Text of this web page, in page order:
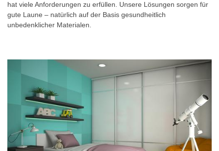
hat viele Anforderungen zu erfüllen. Unsere Lösungen sorgen für
gute Laune – natürlich auf der Basis gesundheitlich
unbedenklicher Materialen.